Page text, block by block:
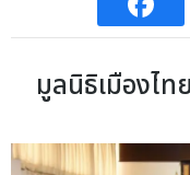
มูลนิธิเมืองไ